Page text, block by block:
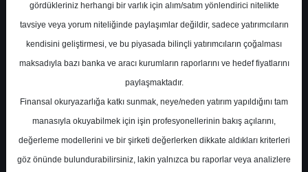
A- A+
Colliers Araştırma'nın hazırladığı
gayrimenkul piyasası araştırma raporu ile
ülkemizdeki konut, AVM, depolama alanları,
turistik tesisler ve daha bir çok konu
hakkında bilgi sahibi olabilirsiniz.
gördükleriniz herhangi bir varlık için alım/satım yönlendirici nitelikte
tavsiye veya yorum niteliğinde paylaşımlar değildir, sadece yatırımcıların
kendisini geliştirmesi, ve bu piyasada bilinçli yatırımcıların çoğalması
maksadıyla bazı banka ve aracı kurumların raporlarını ve hedef fiyatlarını
paylaşmaktadır.
Finansal okuryazarlığa katkı sunmak, neye/neden yatırım yapıldığını tam
manasıyla okuyabilmek için işin profesyonellerinin bakış açılarını,
değerleme modellerini ve bir şirketi değerlerken dikkate aldıkları kriterleri
göz önünde bulundurabilirsiniz, lakin yalnızca bu raporlar veya analizlere